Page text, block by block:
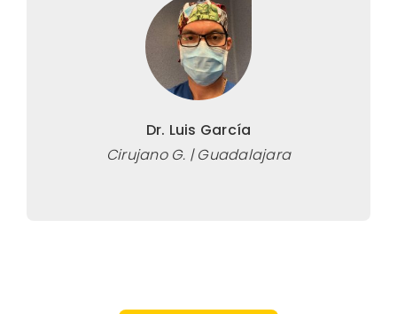
Dr. Luis García
Cirujano G. | Guadalajara